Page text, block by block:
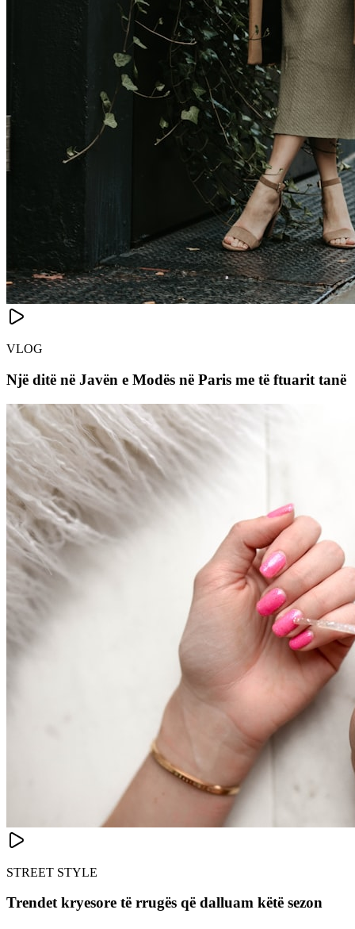
VLOG
Një ditë në Javën e Modës në Paris me të ftuarit tanë
STREET STYLE
Trendet kryesore të rrugës që dalluam këtë sezon